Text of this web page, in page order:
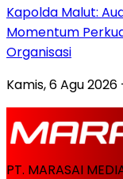
Kapolda Malut:
Momentum
Organisasi
Kamis, 6 Agu 2026
PT. MARASAI